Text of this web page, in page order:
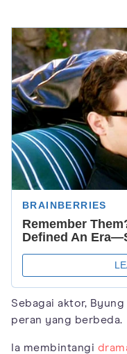
Sebagai aktor,
peran yang berbeda.
Ia membintangi